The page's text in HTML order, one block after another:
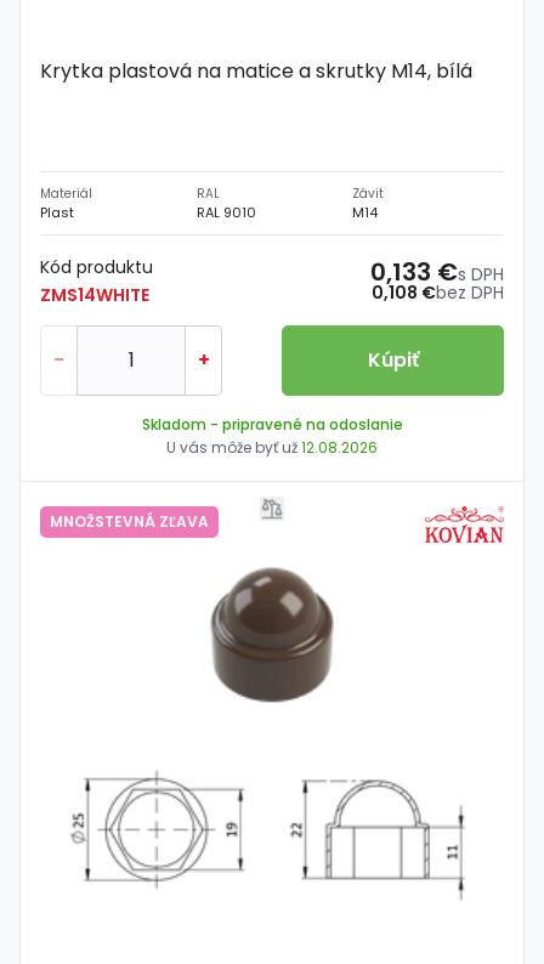
Krytka plastová na matice a skrutky M14, bílá
Materiál
Plast
RAL
RAL 9010
Závit
M14
Kód produktu
ZMS14WHITE
0,108 €bez DPH
0,133 €s DPH
- + Kúpiť
Skladom - pripravené na odoslanie
U vás môže byť už12.08.2026
MNOŽSTEVNÁ ZĽAVA